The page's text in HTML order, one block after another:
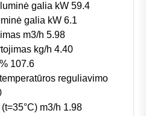
galia kW 59.4
galia kW 6.1
m3/h 5.98
kg/h 4.40
107.6
reguliavimo
m3/h 1.98